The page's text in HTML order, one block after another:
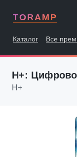
TORAMP
Каталог Все
H+:
H+